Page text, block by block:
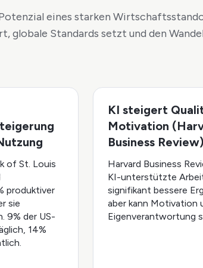
eines starken
globale Standards setzt und den
of St. Louis
produktiver
sie
9% der US-
14%
KI steigert
Motivation
Business Review)
Harvard Business
KI-unterstützte
signifikant bessere
aber kann Motivation
Eigenverantwortung